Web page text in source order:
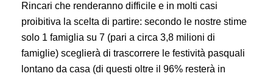
Rincari che renderanno difficile e in molti casi
proibitiva la scelta di partire: secondo le nostre stime
solo 1 famiglia su 7 (pari a circa 3,8 milioni di
famiglie) sceglierà di trascorrere le festività pasquali
lontano da casa (di questi oltre il 96% resterà in